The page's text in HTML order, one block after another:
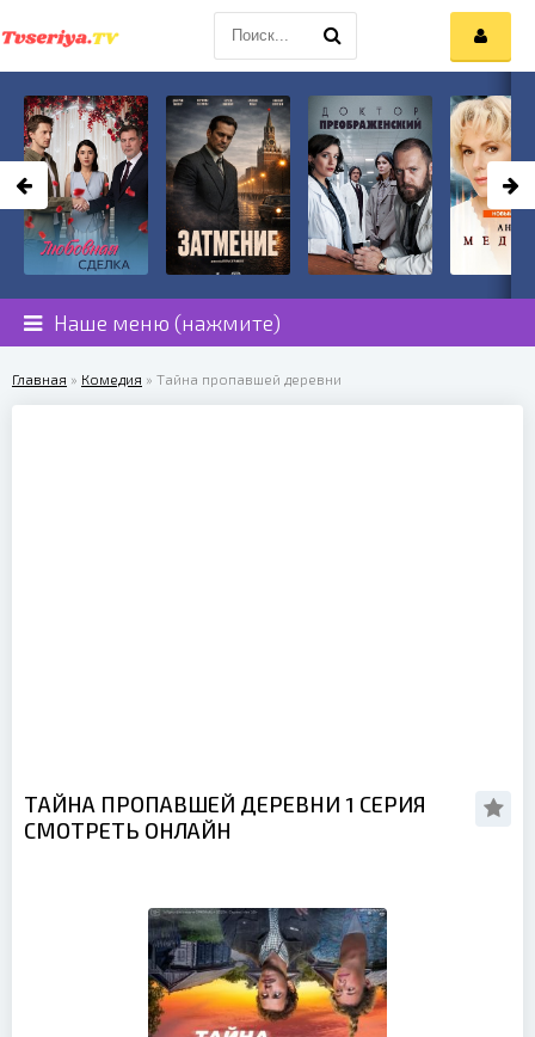
Наше меню (нажмите)
Главная » Комедия » Тайна пропавшей деревни
ТАЙНА ПРОПАВШЕЙ ДЕРЕВНИ 1 СЕРИЯ
СМОТРЕТЬ ОНЛАЙН